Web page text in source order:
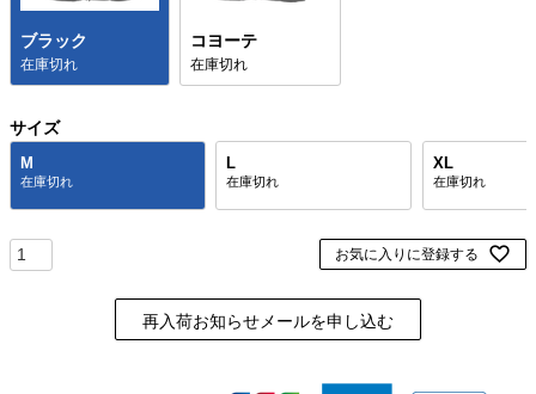
ブラック
在庫切れ
コヨーテ
在庫切れ
サイズ
M L XL
お気に入りに登録する
再入荷お知らせメールを申し込む